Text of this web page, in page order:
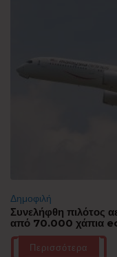
Δημοφιλή
Συνελήφθη πιλότος
από 70.000 χάπια
Περισσότερα